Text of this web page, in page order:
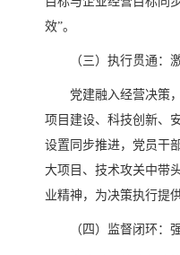
效”。
（三）执行贯通：
党建融入经营决策
项目建设、科技创新、
设置同步推进，党员干
大项目、技术攻关中带
业精神，为决策执行提
（四）监督闭环：